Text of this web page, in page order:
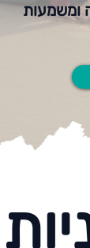
ומשמעות